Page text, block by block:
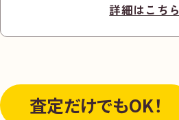
詳細はこちら
査定だけでもOK！